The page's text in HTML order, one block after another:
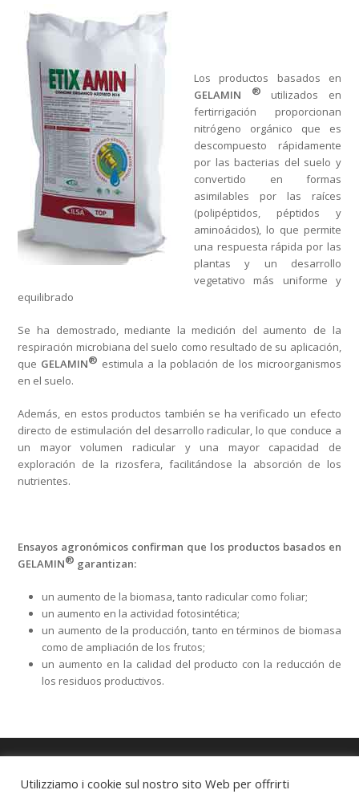
Los productos basados en
GELAMIN ®
utilizados en
fertirrigación proporcionan
nitrógeno orgánico que es
descompuesto rápidamente
por las bacterias del suelo y
convertido en formas
asimilables por las raíces
(polipéptidos, péptidos y
aminoácidos), lo que permite
una respuesta rápida por las
plantas y un desarrollo
vegetativo más uniforme y
equilibrado
Se ha demostrado, mediante la medición del aumento de la
respiración microbiana del suelo como resultado de su aplicación,
que GELAMIN® estimula a la población de los microorganismos
en el suelo.
Además, en estos productos también se ha verificado un efecto
directo de estimulación del desarrollo radicular, lo que conduce a
un mayor volumen radicular y una mayor capacidad de
exploración de la rizosfera, facilitándose la absorción de los
nutrientes.
Ensayos agronómicos confirman que los productos basados en
GELAMIN® garantizan:
un aumento de la biomasa, tanto radicular como foliar;
un aumento en la actividad fotosintética;
un aumento de la producción, tanto en términos de biomasa
como de ampliación de los frutos;
un aumento en la calidad del producto con la reducción de
los residuos productivos.
CopyrightILSA S.p.A. sole-shareholder Company subject to the
Utilizziamo i cookie sul nostro sito Web per offrirti